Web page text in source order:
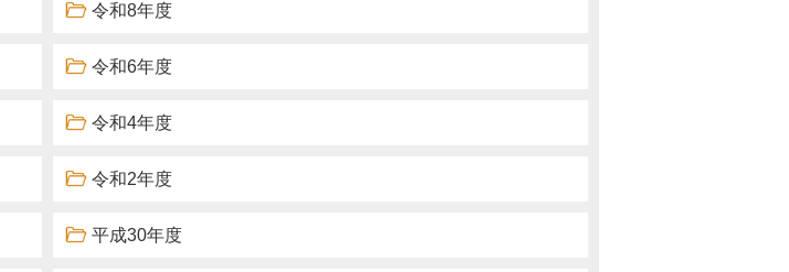
令和8年度
令和6年度
令和4年度
令和2年度
平成30年度